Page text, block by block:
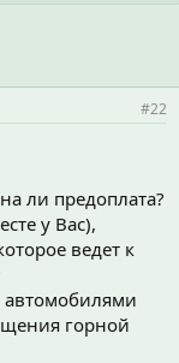
#22
ли предоплата?
у Вас),
ведет к
автомобилями
горной